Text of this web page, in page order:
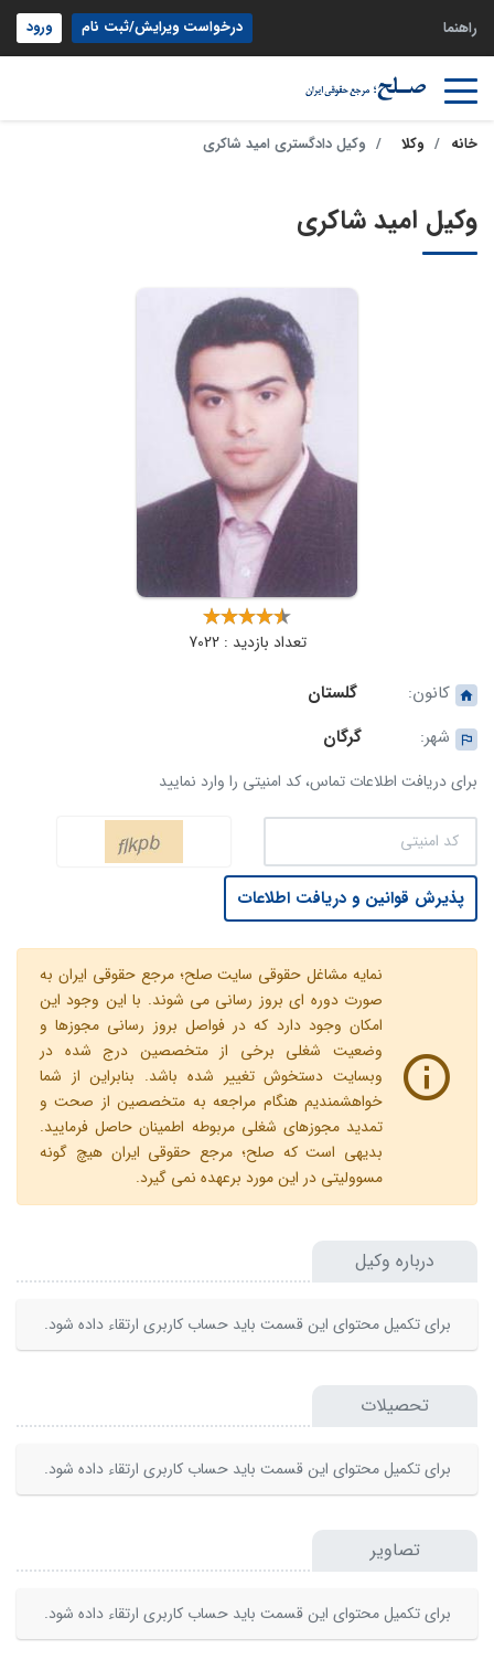
راهنما درخواست ویرایش/ثبت نام ورود
خانه وکلا وکیل دادگستری امید شاکری
وکیل امید شاکری
تعداد بازدید : 7022
کانون:
گلستان
شهر:
گرگان
برای دریافت اطلاعات تماس، کد امنیتی را وارد نمایید
پذیرش قوانین و دریافت اطلاعات
نمایه مشاغل حقوقی سایت صلح؛ مرجع حقوقی ایران به
صورت دوره ای بروز رسانی می شوند. با این وجود این
امکان وجود دارد که در فواصل بروز رسانی مجوزها و
وضعیت شغلی برخی از متخصصین درج شده در
وبسایت دستخوش تغییر شده باشد. بنابراین از شما
خواهشمندیم هنگام مراجعه به متخصصین از صحت و
تمدید مجوزهای شغلی مربوطه اطمینان حاصل فرمایید.
بدیهی است که صلح؛ مرجع حقوقی ایران هیچ گونه
مسوولیتی در این مورد برعهده نمی گیرد.
درباره وکیل
برای تکمیل محتوای این قسمت باید حساب کاربری ارتقاء داده شود.
تحصیلات
برای تکمیل محتوای این قسمت باید حساب کاربری ارتقاء داده شود.
تصاویر
برای تکمیل محتوای این قسمت باید حساب کاربری ارتقاء داده شود.